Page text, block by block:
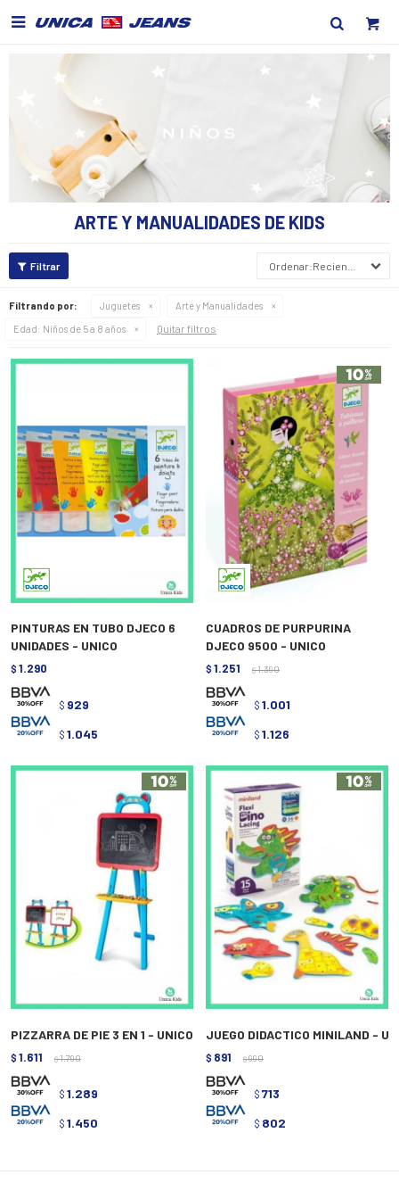

ARTE Y MANUALIDADES DE KIDS
Recientes
Filtrando por: Juguetes
Arte y Manualidades
Edad: Niños de 5 a 8 años Quitar filtros
PINTURAS EN TUBO DJECO 6
UNIDADES - UNICO
$ 1.290
$ 929
$ 1.045
CUADROS DE PURPURINA
DJECO 9500 - UNICO
$ 1.251 $ 1.390
$ 1.001
$ 1.126
PIZZARRA DE PIE 3 EN 1 - UNICO
$ 1.611 $ 1.790
$ 1.289
$ 1.450
JUEGO DIDACTICO MINILAND - U
$ 891 $ 990
$ 713
$ 802